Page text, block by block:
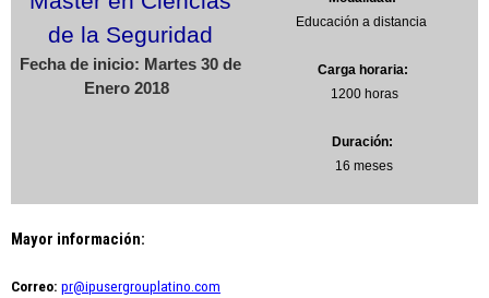
de la Seguridad
Fecha de inicio: Martes 30 de
Enero 2018
Educación a distancia
Carga horaria:
1200 horas
Duración:
16 meses
Mayor información:
Correo: pr@ipusergrouplatino.com